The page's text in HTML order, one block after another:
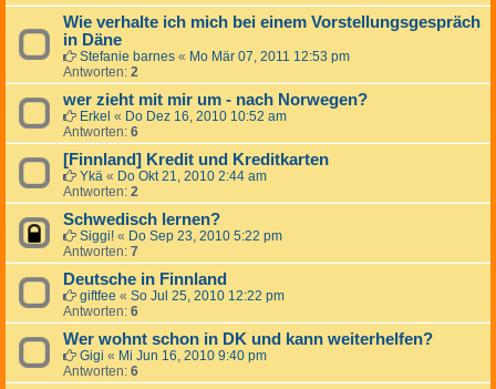
Wie verhalte ich mich bei einem Vorstellungsgespräch
in Däne
Stefanie barnes « Mo Mär 07, 2011 12:53 pm
Antworten: 2
wer zieht mit mir um - nach Norwegen?
Erkel « Do Dez 16, 2010 10:52 am
Antworten: 6
[Finnland] Kredit und Kreditkarten
Ykä « Do Okt 21, 2010 2:44 am
Antworten: 2
Schwedisch lernen?
Siggi! « Do Sep 23, 2010 5:22 pm
Antworten: 7
Deutsche in Finnland
giftfee « So Jul 25, 2010 12:22 pm
Antworten: 6
Wer wohnt schon in DK und kann weiterhelfen?
Gigi « Mi Jun 16, 2010 9:40 pm
Antworten: 6